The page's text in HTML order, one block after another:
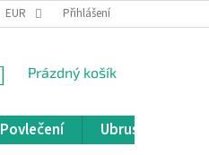
OBCHODNÍ PODMÍNKY
EUR Přihlášení
NÁKUPNÍ
Prázdný košík
Povlečení Ubrusy